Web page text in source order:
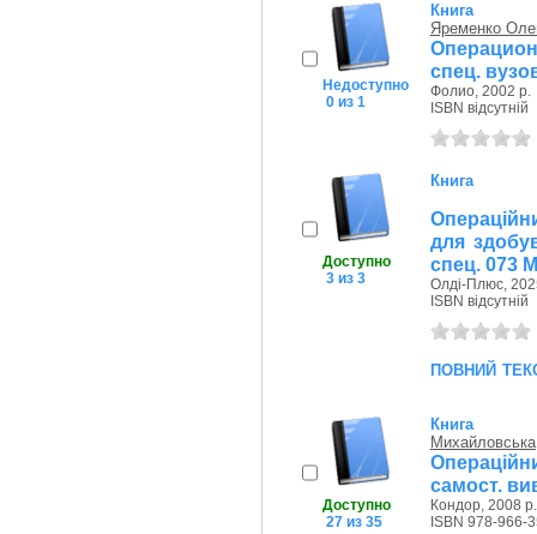
Недоступно
0 из 1
Книга
Яременко
спец.
Фолио, 2002 р.
ISBN відсутній
Доступно
3 из 3
Книга
для
спец. 073
Олді-Плюс,
ISBN відсутній
повний
Доступно
27 из 35
Книга
самост.
Кондор, 2008 р.
ISBN 978-966-